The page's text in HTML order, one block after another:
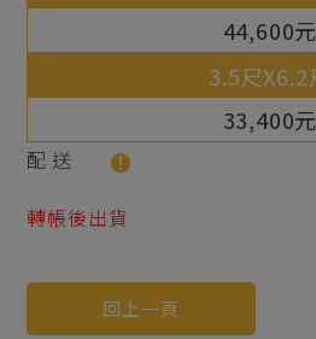
44,600元
33,400元
配送
轉帳後出貨
回上一頁